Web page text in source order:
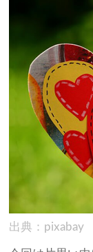
出典：pixabay